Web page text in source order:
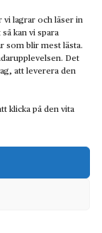
vi lagrar och läser in
kan vi spara
som blir mest lästa.
Det
att leverera den
klicka på den vita
med fokus på
samhälle går
minskade
för allt levande att